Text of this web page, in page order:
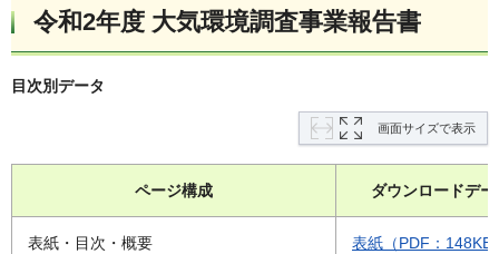
令和2年度 大気環境調査事業報告書
目次別データ
画面サイズで表示
ページ構成 ダウンロードデー
表紙・目次・概要 表紙（PDF：148KB